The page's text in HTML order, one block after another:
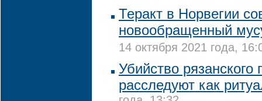
Теракт в Норвегии
новообращенный
14 октября 2021 года,
Убийство рязанского
расследуют как